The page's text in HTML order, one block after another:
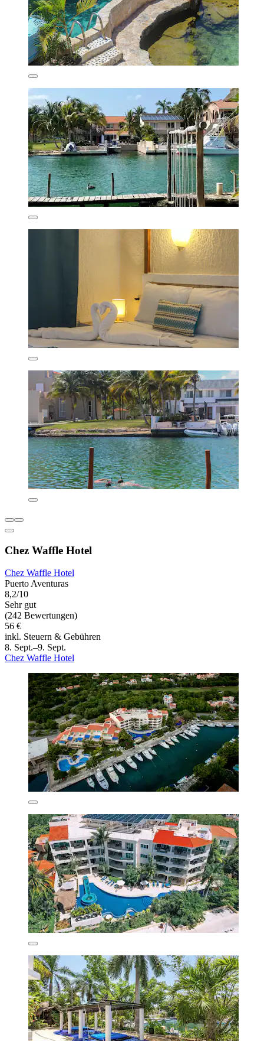
Chez Waffle Hotel
Chez Waffle Hotel
Puerto Aventuras
8,2/10
Sehr gut
(242 Bewertungen)
56 €
inkl. Steuern & Gebühren
8. Sept.–9. Sept.
Chez Waffle Hotel